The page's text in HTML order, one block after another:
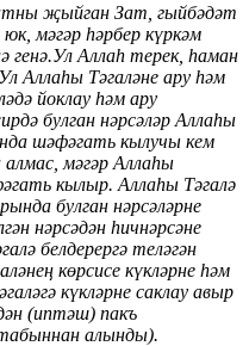
җыйган Зат, гыйбәдәт
мәгәр һәрбер күркәм
Аллаһ терек, һаман
Аллаһы Тәгаләне ару һәм
йоклау һәм ару
булган нәрсәләр Аллаһы
шәфәгать кылучы кем
мәгәр Аллаһы
кылыр. Аллаһы Тәгалә
булган нәрсәләрне
нәрсәдән һичнәрсәне
белдерергә теләгән
көрсисе күкләрне һәм
күкләрне саклау авыр
(иптәш) пакъ
алынды).